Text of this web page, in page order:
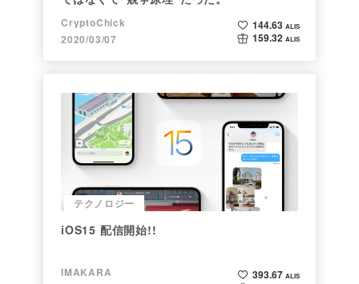
CryptoChick
2020/03/07
144.63 ALIS
159.32 ALIS
テクノロジー
iOS15 配信開始!!
IMAKARA
393.67 ALIS